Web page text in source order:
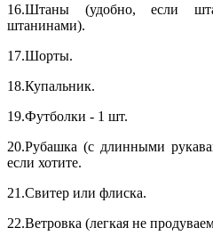
16.Штаны (удобно, если
штанинами).
17.Шорты.
18.Купальник.
19.Футболки - 1 шт.
20.Рубашка (с длинными
если хотите.
21.Свитер или флиска.
22.Ветровка (легкая не